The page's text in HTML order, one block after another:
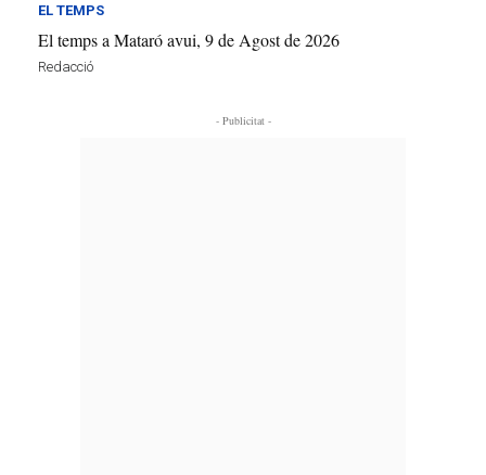
EL TEMPS
El temps a Mataró avui, 9 de Agost de 2026
Redacció
- Publicitat -